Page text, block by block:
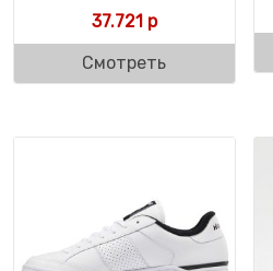
37.721р
Смотреть